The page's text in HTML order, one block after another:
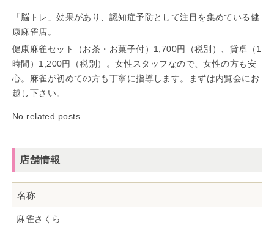
「脳トレ」効果があり、認知症予防として注目を集めている健
康麻雀店。
健康麻雀セット（お茶・お菓子付）1,700円（税別）、貸卓（1
時間）1,200円（税別）。女性スタッフなので、女性の方も安
心。麻雀が初めての方も丁寧に指導します。まずは内覧会にお
越し下さい。
No related posts.
店舗情報
名称
麻雀さくら